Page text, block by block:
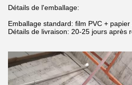
Détails de l'emballage:
Emballage standard: film PVC +
Détails de livraison: 20-25 jours après